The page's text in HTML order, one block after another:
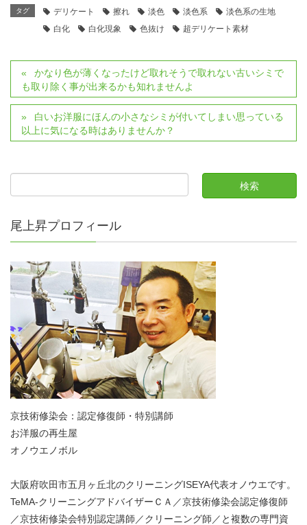
タグ デリケート 擦れ 淡色 淡色系
淡色系の生地
白化
白化現象 色抜け 超デリケート素材
かなり色が薄くなったけど取れそうで取れない古いシミで
も取り除く事が出来るかも知れませんよ
白いお洋服にほんの小さなシミが付いてしまい思っている
以上に気になる時はありませんか？
尾上昇プロフィール
京技術修染会：認定修復師・特別講師
お洋服の再生屋
オノウエノボル
大阪府吹田市五月ヶ丘北のクリーニングISEYA代表オノウエです。
TeMA-クリーニングアドバイザーＣＡ／京技術修染会認定修復師
／京技術修染会特別認定講師／クリーニング師／と複数の専門資